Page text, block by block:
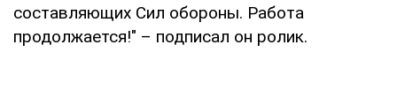
составляющих Сил обороны. Работа
продолжается!" – подписал он ролик.